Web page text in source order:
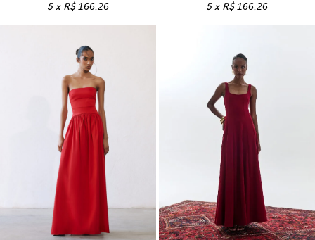
5 x R$166,26 5 x R$166,26